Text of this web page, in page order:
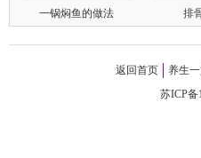
一锅焖鱼的做法 排
返回首页 养生
苏ICP备